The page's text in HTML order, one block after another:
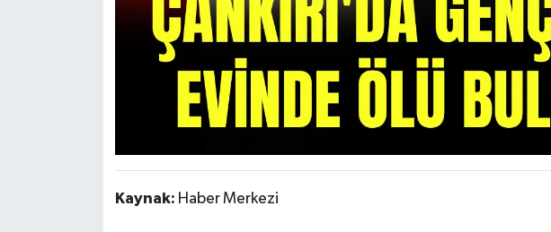
Kaynak: Haber Merkezi